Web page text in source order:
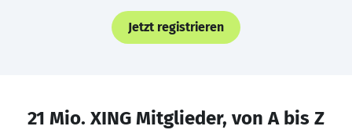
Jetzt registrieren
21 Mio. XING Mitglieder, von A bis Z